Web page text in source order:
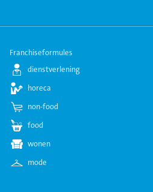
Franchiseformules
dienstverlening
horeca
non-food
food
wonen
mode